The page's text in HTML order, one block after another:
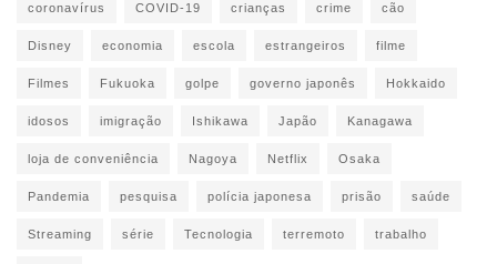
coronavírus COVID-19 crianças crime cão
Disney economia escola estrangeiros filme
Filmes Fukuoka golpe governo japonês Hokkaido
idosos imigração Ishikawa Japão Kanagawa
loja de conveniência Nagoya Netflix Osaka
Pandemia pesquisa polícia japonesa prisão saúde
Streaming série Tecnologia terremoto trabalho